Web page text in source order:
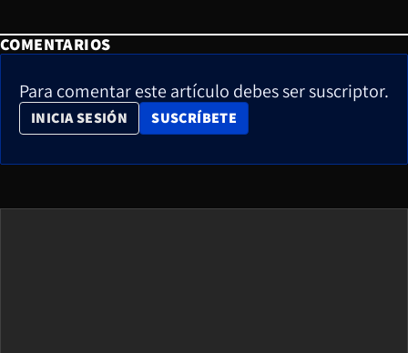
COMENTARIOS
Para comentar este artículo debes ser suscriptor.
INICIA SESIÓN SUSCRÍBETE
OPENS IN NEW WINDOW